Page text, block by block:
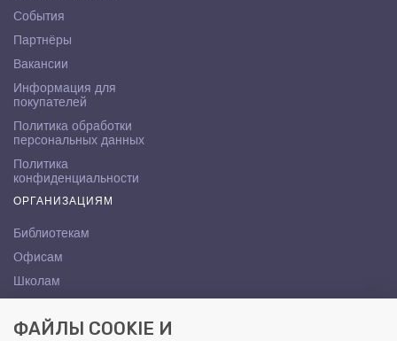
События
Партнёры
Вакансии
Информация для
покупателей
Политика обработки
персональных данных
Политика
конфиденциальности
ОРГАНИЗАЦИЯМ
Библиотекам
Офисам
Школам
КОНТАКТЫ
ФАЙЛЫ COOKIE И